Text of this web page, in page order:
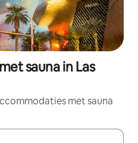
sauna in Las
met sauna